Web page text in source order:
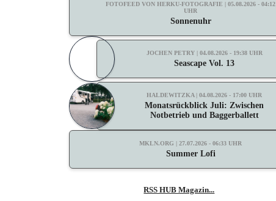
FOTOFEED VON HERKU-FOTOGRAFIE | 05.08.2026 - 04:12
UHR
Sonnenuhr
JOCHEN PETRY | 04.08.2026 - 19:38 UHR
Seascape Vol. 13
HALDEWITZKA | 04.08.2026 - 17:00 UHR
Monatsrückblick Juli: Zwischen
Notbetrieb und Baggerballett
MKLN.ORG | 27.07.2026 - 06:33 UHR
Summer Lofi
RSS HUB Magazin...